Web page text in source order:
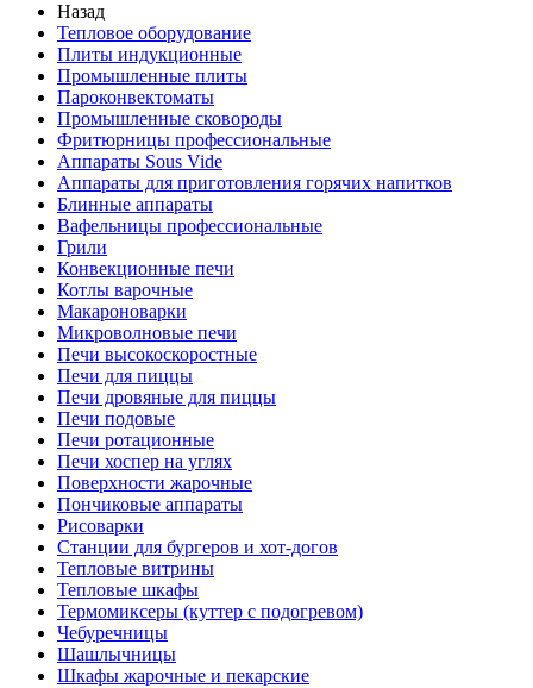
Назад
Тепловое оборудование
Плиты индукционные
Промышленные плиты
Пароконвектоматы
Промышленные сковороды
Фритюрницы профессиональные
Аппараты Sous Vide
Аппараты для приготовления горячих напитков
Блинные аппараты
Вафельницы профессиональные
Грили
Конвекционные печи
Котлы варочные
Макароноварки
Микроволновые печи
Печи высокоскоростные
Печи для пиццы
Печи дровяные для пиццы
Печи подовые
Печи ротационные
Печи хоспер на углях
Поверхности жарочные
Пончиковые аппараты
Рисоварки
Станции для бургеров и хот-догов
Тепловые витрины
Тепловые шкафы
Термомиксеры (куттер с подогревом)
Чебуречницы
Шашлычницы
Шкафы жарочные и пекарские